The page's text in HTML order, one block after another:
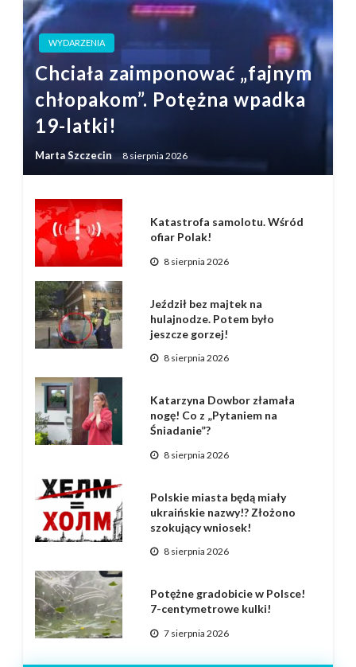
WYDARZENIA
Chciała zaimponować „fajnym
chłopakom”. Potężna wpadka
19-latki!
Marta Szczecin 8 sierpnia 2026
Katastrofa samolotu. Wśród
ofiar Polak!
8 sierpnia 2026
Jeździł bez majtek na
hulajnodze. Potem było
jeszcze gorzej!
8 sierpnia 2026
Katarzyna Dowbor złamała
nogę! Co z „Pytaniem na
Śniadanie”?
8 sierpnia 2026
Polskie miasta będą miały
ukraińskie nazwy!? Złożono
szokujący wniosek!
8 sierpnia 2026
Potężne gradobicie w Polsce!
7-centymetrowe kulki!
7 sierpnia 2026